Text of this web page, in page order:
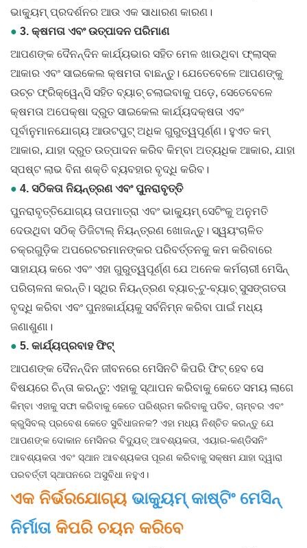
ଭାକ୍ୟୁମ୍ ପ୍ରଦର୍ଶନର ଆଉ ଏକ ସାଧାରଣ କାରଣ।
● 3. କ୍ଷମତା ଏବଂ ଉତ୍ପାଦନ ପରିମାଣ
ଆପଣଙ୍କ ଦୈନନ୍ଦିନ କାର୍ଯ୍ୟଭାର ସହିତ ମେଳ ଖାଉଥିବା ଫ୍ଲାସ୍କ
ଆକାର ଏବଂ ସାଇକେଲ କ୍ଷମତା ବାଛନ୍ତୁ। ଯେତେବେଳେ ଆପଣଙ୍କୁ
ଉଚ୍ଚ ଫ୍ରିକ୍ୱେନ୍ସି ସହିତ ବ୍ୟାଚ୍ ଚଲାଇବାକୁ ପଡ଼େ, ସେତେବେଳେ
କ୍ଷମତା ଅପେକ୍ଷା ଦ୍ରୁତ ସାଇକେଲ କାର୍ଯ୍ୟଦକ୍ଷତା ଏବଂ
ପୂର୍ବାନୁମାନଯୋଗ୍ୟ ଆଉଟପୁଟ୍ ଅଧିକ ଗୁରୁତ୍ୱପୂର୍ଣ୍ଣ। ହୁଏତ କମ୍
ଆକାର, ଯାହା ଦ୍ରୁତ ଉତ୍ପାଦନ କରିବ କିମ୍ବା ଅତ୍ୟଧିକ ଆକାର, ଯାହା
ସ୍ପଷ୍ଟ ଲାଭ ବିନା ଶକ୍ତି ବ୍ୟବହାର ବୃଦ୍ଧି କରିବ।
● 4. ସଠିକତା ନିୟନ୍ତ୍ରଣ ଏବଂ ପୁନରାବୃତ୍ତି
ପୁନରାବୃତ୍ତିଯୋଗ୍ୟ ତାପମାତ୍ରା ଏବଂ ଭାକ୍ୟୁମ୍ ସେଟିଂକୁ ଅନୁମତି
ଦେଉଥିବା ସଠିକ୍ ଡିଜିଟାଲ୍ ନିୟନ୍ତ୍ରଣ ଖୋଜନ୍ତୁ। ସ୍ୱୟଂଚାଳିତ
ଚକ୍ରଗୁଡ଼ିକ ଅପରେଟରମାନଙ୍କର ପରିବର୍ତ୍ତନକୁ କମ କରିବାରେ
ସାହାଯ୍ୟ କରେ ଏବଂ ଏହା ଗୁରୁତ୍ୱପୂର୍ଣ୍ଣ ଯେ ଅନେକ କର୍ମଚାରୀ ମେସିନ୍
ପରିଚାଳନା କରନ୍ତି। ସ୍ଥିର ନିୟନ୍ତ୍ରଣ ବ୍ୟାଚ୍-ଟୁ-ବ୍ୟାଚ୍ ସୁସଙ୍ଗତତା
ବୃଦ୍ଧି କରିବା ଏବଂ ପୁନଃକାର୍ଯ୍ୟକୁ ସର୍ବନିମ୍ନ କରିବା ପାଇଁ ମଧ୍ୟ
ଜଣାଶୁଣା।
● 5. କାର୍ଯ୍ୟପ୍ରବାହ ଫିଟ୍
ଆପଣଙ୍କ ଦୈନନ୍ଦିନ ଜୀବନରେ ମେସିନଟି କିପରି ଫିଟ୍ ହେବ ସେ
ବିଷୟରେ ଚିନ୍ତା କରନ୍ତୁ: ଏହାକୁ ସ୍ଥାପନ କରିବାକୁ କେତେ ସମୟ ଲାଗେ
କିମ୍ବା ଏହାକୁ ସଫା କରିବାକୁ କେତେ ପରିଶ୍ରମ କରିବାକୁ ପଡିବ, ଚାମ୍ବର ଏବଂ
କ୍ରୁସିବଲ୍ ପ୍ରବେଶ କେତେ ସୁବିଧାଜନକ? ଏହା ମଧ୍ୟ ନିଶ୍ଚିତ କରନ୍ତୁ ଯେ
ଆପଣଙ୍କ ଦୋକାନ ମେସିନର ବିଦ୍ୟୁତ୍ ଆବଶ୍ୟକତା, ଏୟାର-କଣ୍ଡିସନିଂ
ଆବଶ୍ୟକତା ଏବଂ ସ୍ଥାନ ଆବଶ୍ୟକତା ପୂରଣ କରିବାକୁ ସକ୍ଷମ ଯାହା ଦ୍ୱାରା
ପରବର୍ତ୍ତୀ ସ୍ଥାପନରେ ଅସୁବିଧା ନହୁଏ।
ଏକ ନିର୍ଭରଯୋଗ୍ୟ ଭାକ୍ୟୁମ୍ କାଷ୍ଟିଂ ମେସିନ୍
ନିର୍ମାତାକିପରି ଚୟନ କରିବେ